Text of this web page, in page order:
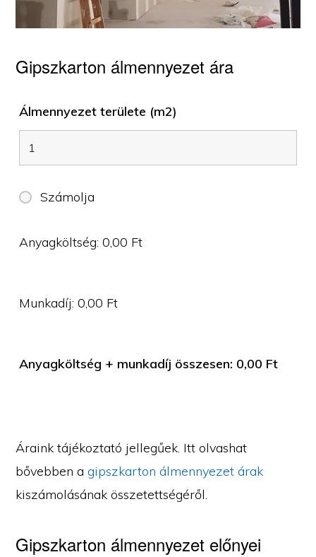
Gipszkarton álmennyezet ára
Álmennyezet területe (m2)
Számolja
Anyagköltség:0,00 Ft
Munkadíj:0,00 Ft
Anyagköltség + munkadíj összesen: 0,00 Ft
Áraink tájékoztató jellegűek. Itt olvashat
bővebben agipszkarton álmennyezet árak
kiszámolásának összetettségéről.
Gipszkarton álmennyezet előnyei